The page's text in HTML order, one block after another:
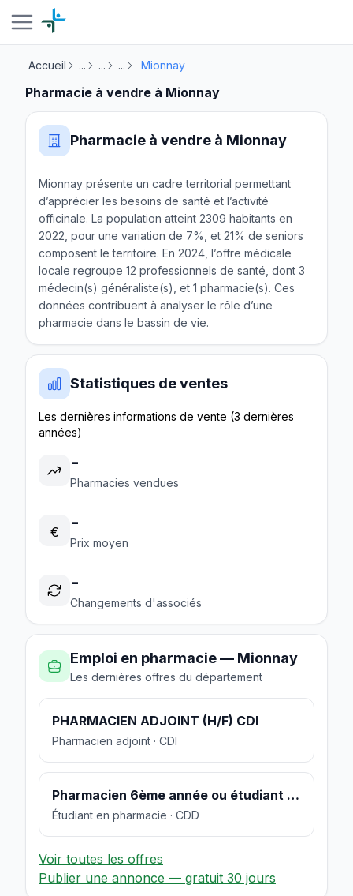
Accueil ... ... ... Mionnay
Pharmacie à vendre à Mionnay
Pharmacie à vendre à Mionnay
Mionnay présente un cadre territorial permettant
d’apprécier les besoins de santé et l’activité
officinale. La population atteint 2309 habitants en
2022, pour une variation de 7%, et 21% de seniors
composent le territoire. En 2024, l’offre médicale
locale regroupe 12 professionnels de santé, dont 3
médecin(s) généraliste(s), et 1 pharmacie(s). Ces
données contribuent à analyser le rôle d’une
pharmacie dans le bassin de vie.
Statistiques de ventes
Les dernières informations de vente (3 dernières
années)
-
Pharmacies vendues
€ -
Prix moyen
-
Changements d'associés
Emploi en pharmacie — Mionnay
Les dernières offres du département
PHARMACIEN ADJOINT (H/F) CDI
Pharmacien adjoint · CDI
Pharmacien 6ème année ou étudiant en pharmacie
Étudiant en pharmacie · CDD
Voir toutes les offres
Publier une annonce — gratuit 30 jours